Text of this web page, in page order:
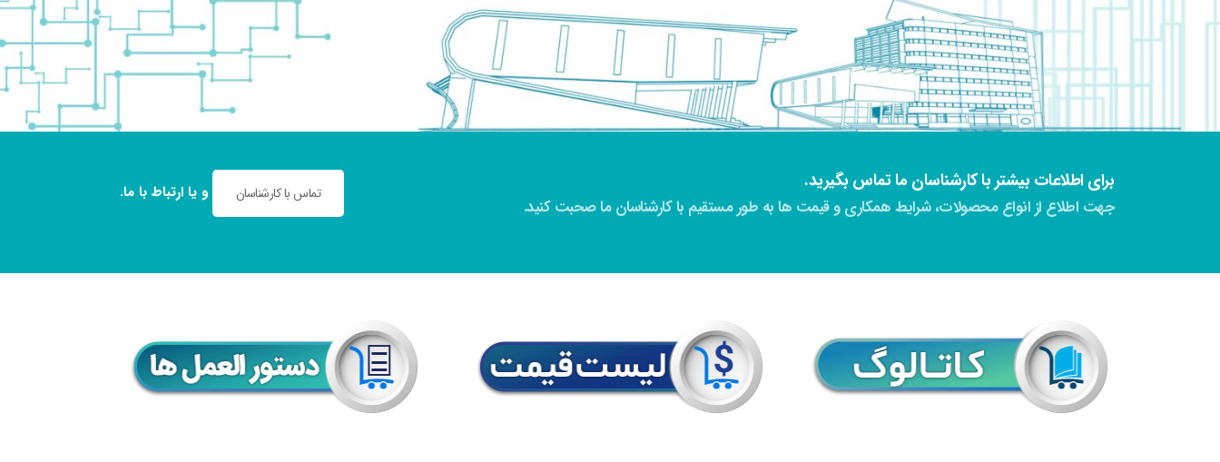
برای اطلاعات بیشتر با کارشناسان ما تماس بگیرید.
جهت اطلاع از انواع محصولات، شرایط همکاری و قیمت ها به طور مستقیم با کارشناسان ما صحبت کنید.
تماس با کارشناسان و یا ارتباط با ما.